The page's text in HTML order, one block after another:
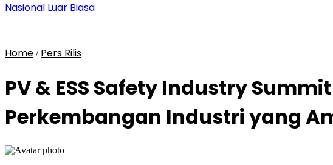
Nasional Luar Biasa
Home / Pers Rilis
PV & ESS Safety Industry
Perkembangan Industri yang